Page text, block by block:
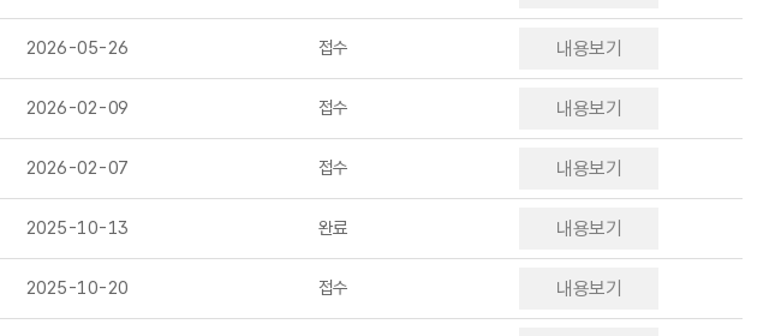
2026-05-26 접수 내용보기
2026-02-09 접수 내용보기
2026-02-07 접수 내용보기
2025-10-13 완료 내용보기
2025-10-20 접수 내용보기